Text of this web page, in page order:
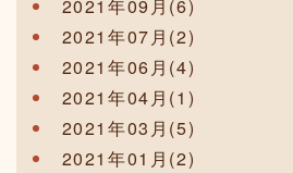
2021年09月(6)
2021年07月(2)
2021年06月(4)
2021年04月(1)
2021年03月(5)
2021年01月(2)